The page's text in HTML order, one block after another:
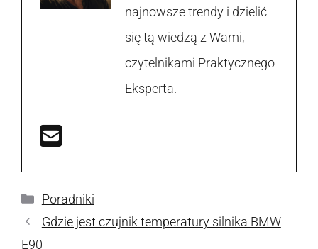
najnowsze trendy i dzielić
się tą wiedzą z Wami,
czytelnikami Praktycznego
Eksperta.
Kategorie
Poradniki
Gdzie jest czujnik temperatury silnika BMW
E90